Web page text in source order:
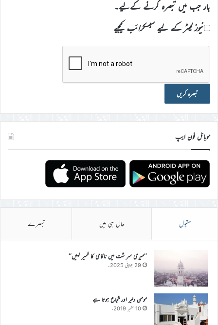
بار جب میں تبصرہ کرنے کےلیے۔
نیوز لیٹر کے لیے سبسکرائب کیجیے
موبائل فون ایپ
مقبول حال ہی میں تبصرے
’’میری سر شت میں ناکامی کا خمیر نہیں‘‘
29 جولائی 2025ء
مومن دلیر اور شجاع ہوتا ہے
10 ستمبر 2019ء